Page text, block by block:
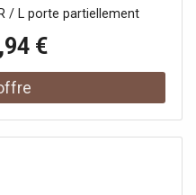
/ L porte partiellement
de porte coulissante
champ fixe Vitrage avec
selon DIN EN 12150 en
d'entretien Profils en
métalliques Possibilité de
€